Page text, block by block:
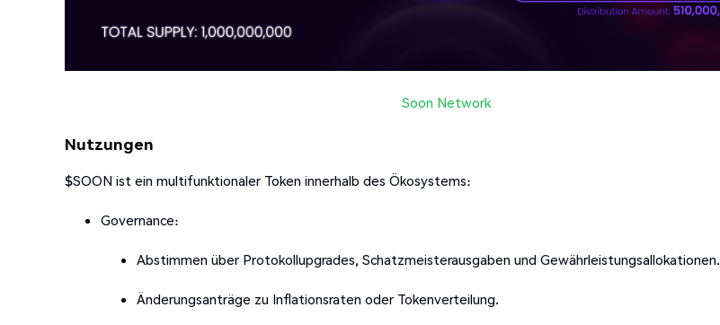
Soon Network
Nutzungen
$SOON ist ein multifunktionaler Token innerhalb des Ökosystems:
Governance:
Abstimmen über Protokollupgrades, Schatzmeisterausgaben und Gewährleistungsallokationen.
Änderungsanträge zu Inflationsraten oder Tokenverteilung.